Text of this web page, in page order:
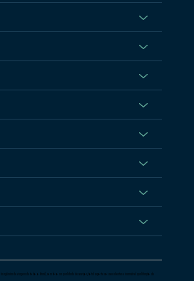
de viagens de todo o Brasil, com foco na qualidade de serviços, total suporte aos seus clientes e incansável qualificação de